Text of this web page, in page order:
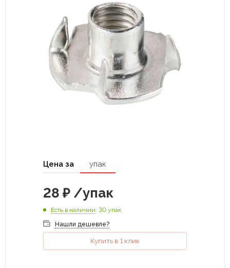
Цена за упак
28 ₽ /упак
Есть в наличии: 30 упак
Нашли дешевле?
Купить в 1 клик